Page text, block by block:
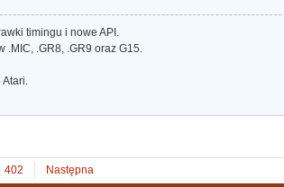
timingu i nowe API.
.MIC, .GR8, .GR9 oraz G15.
Atari.
402 Następna